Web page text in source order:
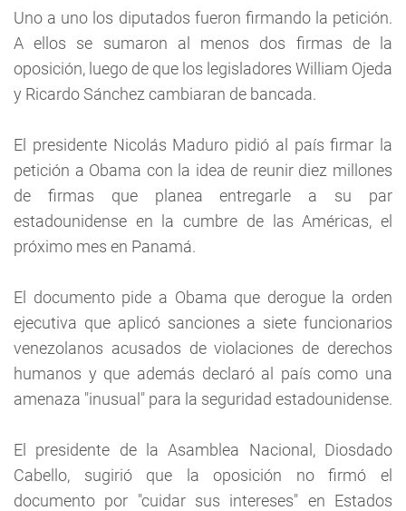
Uno a uno los diputados fueron firmando la petición.
A ellos se sumaron al menos dos firmas de la
oposición, luego de que los legisladores William Ojeda
y Ricardo Sánchez cambiaran de bancada.
El presidente Nicolás Maduro pidió al país firmar la
petición a Obama con la idea de reunir diez millones
de firmas que planea entregarle a su par
estadounidense en la cumbre de las Américas, el
próximo mes en Panamá.
El documento pide a Obama que derogue la orden
ejecutiva que aplicó sanciones a siete funcionarios
venezolanos acusados de violaciones de derechos
humanos y que además declaró al país como una
amenaza "inusual" para la seguridad estadounidense.
El presidente de la Asamblea Nacional, Diosdado
Cabello, sugirió que la oposición no firmó el
documento por "cuidar sus intereses" en Estados